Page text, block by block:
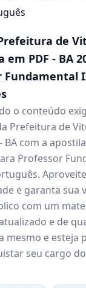
de
em PDF - BA
Fundamental
o conteúdo
Prefeitura de
BA com a
Professor
e garanta sua
com um
e de
mesmo e esteja
seu cargo